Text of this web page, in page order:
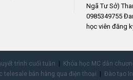
Ngã Tư Sở)
0985349755
học viên đăng
trình cuối tuần Khóa học MC dẫn
telesale bán hàng qua điện thoại Đào tạo